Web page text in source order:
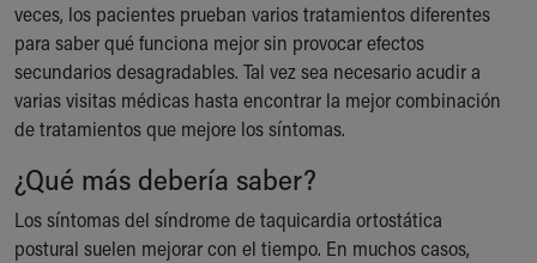
veces, los pacientes prueban varios tratamientos diferentes
para saber qué funciona mejor sin provocar efectos
secundarios desagradables. Tal vez sea necesario acudir a
varias visitas médicas hasta encontrar la mejor combinación
de tratamientos que mejore los síntomas.
¿Qué más debería saber?
Los síntomas del síndrome de taquicardia ortostática
postural suelen mejorar con el tiempo. En muchos casos,